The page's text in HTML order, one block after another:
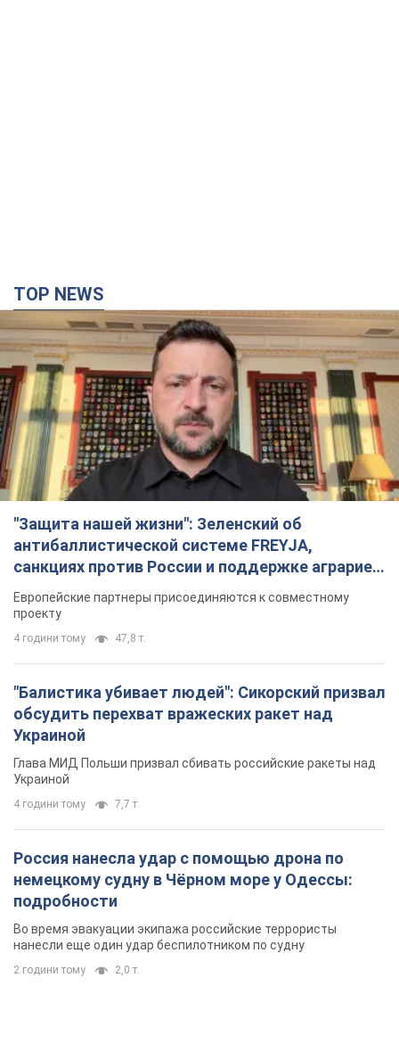
TOP NEWS
"Защита нашей жизни": Зеленский об
антибаллистической системе FREYJA,
санкциях против России и поддержке аграриев.
Видео
Европейские партнеры присоединяются к совместному
проекту
4 години тому 47,8 т.
"Балистика убивает людей": Сикорский призвал
обсудить перехват вражеских ракет над
Украиной
Глава МИД Польши призвал сбивать российские ракеты над
Украиной
4 години тому 7,7 т.
Россия нанесла удар с помощью дрона по
немецкому судну в Чёрном море у Одессы:
подробности
Во время эвакуации экипажа российские террористы
нанесли еще один удар беспилотником по судну
2 години тому 2,0 т.